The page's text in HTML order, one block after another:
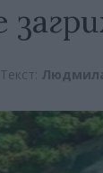
Текст: